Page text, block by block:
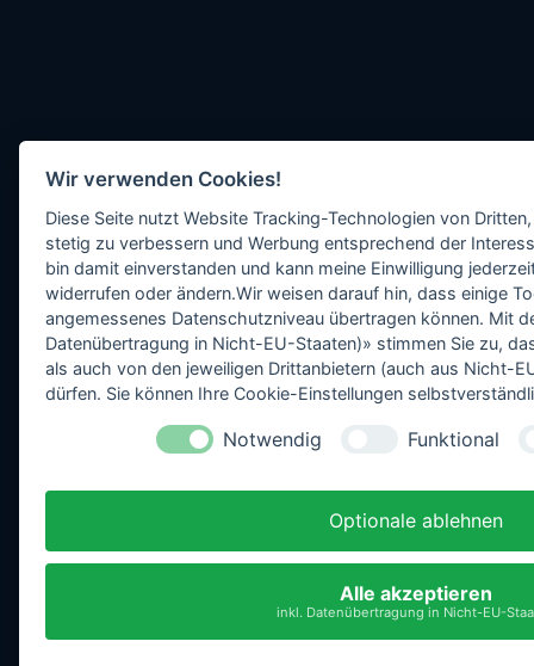
Wir verwenden Cookies!
Diese Seite nutzt Website Tracking-Technologien von
stetig zu verbessern und Werbung entsprechend der
bin damit einverstanden und kann meine Einwilligung
widerrufen oder ändern.Wir weisen darauf hin, dass einige
angemessenes Datenschutzniveau übertragen können. Mit
Datenübertragung in Nicht-EU-Staaten)» stimmen Sie zu,
als auch von den jeweiligen Drittanbietern (auch aus Nicht-
dürfen. Sie können Ihre Cookie-Einstellungen
Notwendig Funktional
Optionale ablehnen
Alle akzeptieren
inkl. Datenübertragung in Nicht-EU-